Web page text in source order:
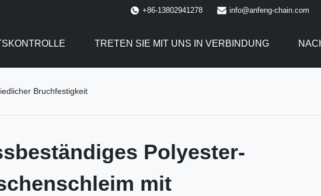
+86-13802941278 info@anfeng-chain.com
TRETEN SIE MIT UNS IN VERBINDUNG
Bruchfestigkeit
Polyester-
mit